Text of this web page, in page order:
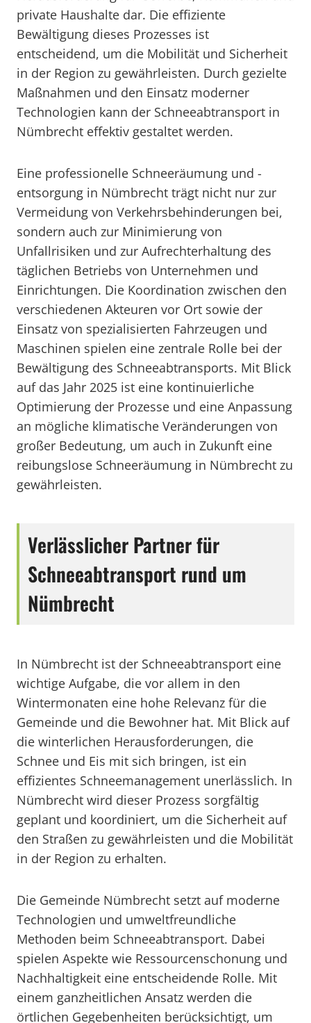
private Haushalte dar. Die effiziente
Bewältigung dieses Prozesses ist
entscheidend, um die Mobilität und Sicherheit
in der Region zu gewährleisten. Durch gezielte
Maßnahmen und den Einsatz moderner
Technologien kann der Schneeabtransport in
Nümbrecht effektiv gestaltet werden.
Eine professionelle Schneeräumung und -
entsorgung in Nümbrecht trägt nicht nur zur
Vermeidung von Verkehrsbehinderungen bei,
sondern auch zur Minimierung von
Unfallrisiken und zur Aufrechterhaltung des
täglichen Betriebs von Unternehmen und
Einrichtungen. Die Koordination zwischen den
verschiedenen Akteuren vor Ort sowie der
Einsatz von spezialisierten Fahrzeugen und
Maschinen spielen eine zentrale Rolle bei der
Bewältigung des Schneeabtransports. Mit Blick
auf das Jahr 2025 ist eine kontinuierliche
Optimierung der Prozesse und eine Anpassung
an mögliche klimatische Veränderungen von
großer Bedeutung, um auch in Zukunft eine
reibungslose Schneeräumung in Nümbrecht zu
gewährleisten.
Verlässlicher Partner für
Schneeabtransport rund um
Nümbrecht
In Nümbrecht ist der Schneeabtransport eine
wichtige Aufgabe, die vor allem in den
Wintermonaten eine hohe Relevanz für die
Gemeinde und die Bewohner hat. Mit Blick auf
die winterlichen Herausforderungen, die
Schnee und Eis mit sich bringen, ist ein
effizientes Schneemanagement unerlässlich. In
Nümbrecht wird dieser Prozess sorgfältig
geplant und koordiniert, um die Sicherheit auf
den Straßen zu gewährleisten und die Mobilität
in der Region zu erhalten.
Die Gemeinde Nümbrecht setzt auf moderne
Technologien und umweltfreundliche
Methoden beim Schneeabtransport. Dabei
spielen Aspekte wie Ressourcenschonung und
Nachhaltigkeit eine entscheidende Rolle. Mit
einem ganzheitlichen Ansatz werden die
örtlichen Gegebenheiten berücksichtigt, um